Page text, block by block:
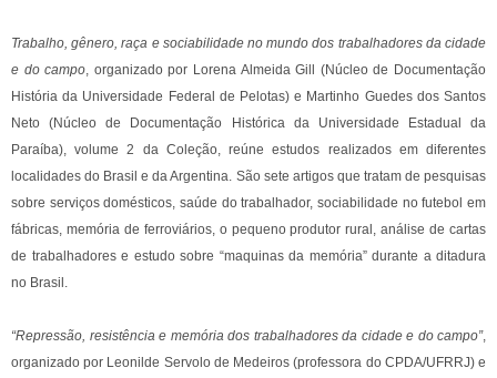
Trabalho, gênero, raça e sociabilidade no mundo dos trabalhadores da cidade
e do campo, organizado por Lorena Almeida Gill (Núcleo de Documentação
História da Universidade Federal de Pelotas) e Martinho Guedes dos Santos
Neto (Núcleo de Documentação Histórica da Universidade Estadual da
Paraíba), volume 2 da Coleção, reúne estudos realizados em diferentes
localidades do Brasil e da Argentina. São sete artigos que tratam de pesquisas
sobre serviços domésticos, saúde do trabalhador, sociabilidade no futebol em
fábricas, memória de ferroviários, o pequeno produtor rural, análise de cartas
de trabalhadores e estudo sobre “maquinas da memória” durante a ditadura
no Brasil.
“Repressão, resistência e memória dos trabalhadores da cidade e do campo”,
organizado por Leonilde Servolo de Medeiros (professora do CPDA/UFRRJ) e